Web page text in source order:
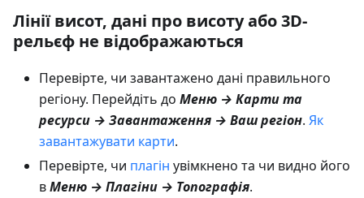
Лінії висот, дані про висоту або 3D-
рельєф не відображаються
Перевірте, чи завантажено дані правильного
регіону. Перейдіть до Меню → Карти та
ресурси → Завантаження → Ваш регіон. Як
завантажувати карти.
Перевірте, чи плагін увімкнено та чи видно його
вМеню → Плагіни → Топографія.